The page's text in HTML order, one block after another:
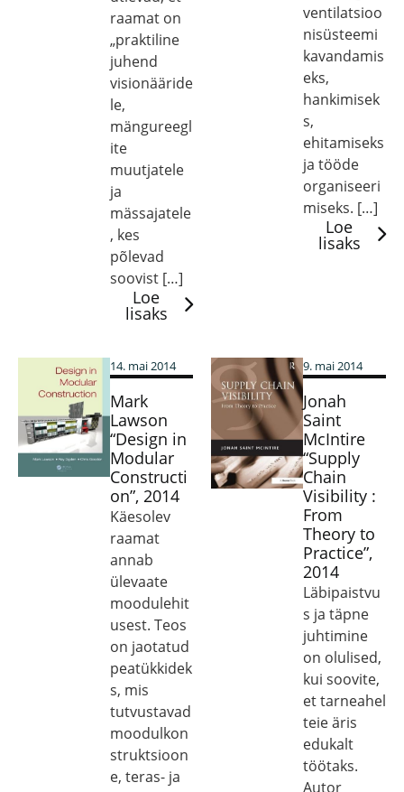
raamat on
„praktiline
juhend
visionääride
le,
mängureegl
ite
muutjatele
ja
mässajatele
, kes
põlevad
soovist […]
Loe
lisaks
ventilatsioo
nisüsteemi
kavandamis
eks,
hankimisek
s,
ehitamiseks
ja tööde
organiseeri
miseks. […]
Loe
lisaks
14. mai 2014
Mark
Lawson
“Design in
Modular
Constructi
on”, 2014
Käesolev
raamat
annab
ülevaate
moodulehit
usest. Teos
on jaotatud
peatükkidek
s, mis
tutvustavad
moodulkon
struktsioon
e, teras- ja
9. mai 2014
Jonah
Saint
McIntire
“Supply
Chain
Visibility :
From
Theory to
Practice”,
2014
Läbipaistvu
s ja täpne
juhtimine
on olulised,
kui soovite,
et tarneahel
teie äris
edukalt
töötaks.
Autor